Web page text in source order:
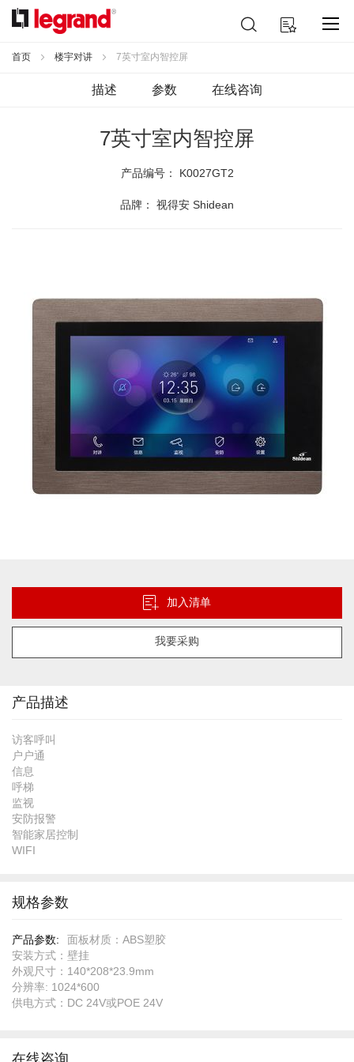
跳
到
容
我的购物车
索
首页 楼宇对讲 7英寸室内智控屏
描述 参数 在线咨询
7英寸室内智控屏
产品编号： K0027GT2
品牌： 视得安 Shidean
加入清单
我要采购
像
的
头
产品描述
访客呼叫
户户通
信息
呼梯
监视
安防报警
智能家居控制
WIFI
规格参数
规
格
参
数
面板材质：ABS塑胶
安装方式：壁挂
外观尺寸：140*208*23.9mm
分辨率: 1024*600
供电方式：DC 24V或POE 24V
在线咨询